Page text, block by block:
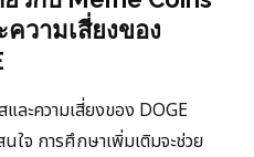
วามเสี่ยงของ
ละความเสี่ยงของ DOGE
จ การศึกษาเพิ่มเติมจะช่วย